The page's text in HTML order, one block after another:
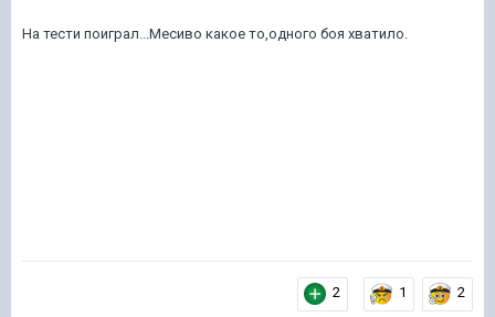
На тести поиграл...Месиво какое то,одного боя хватило.
2 1 2